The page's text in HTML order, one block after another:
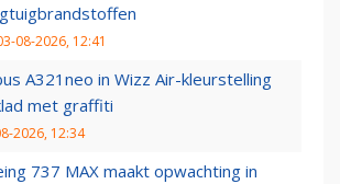
08-2026, 12:41
A321neo in Wizz Air-kleurstelling
met graffiti
2026, 12:34
737 MAX maakt opwachting in